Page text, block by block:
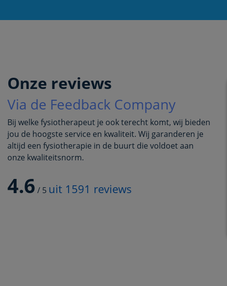
Onze reviews
Via de Feedback Company
Bij welke fysiotherapeut je ook terecht komt, wij bieden
jou de hoogste service en kwaliteit. Wij garanderen je
altijd een fysiotherapie in de buurt die voldoet aan
onze kwaliteitsnorm.
4.6 / 5 uit 1591 reviews